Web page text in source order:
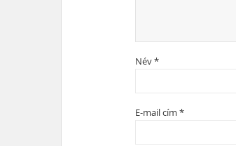
Név*
E-mail cím *